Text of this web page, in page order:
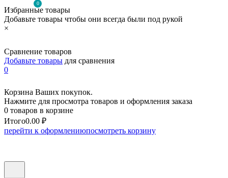
0
Избранные товары
Добавьте товары чтобы они всегда были под рукой
×
Сравнение товаров
Добавьте товары для сравнения
0
Корзина Ваших покупок.
Нажмите для просмотра товаров и оформления заказа
0 товаров в корзине
Итого0.00 ₽
перейти к оформлениюпосмотреть корзину